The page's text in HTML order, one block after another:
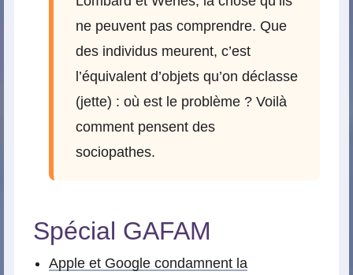
ne peuvent pas comprendre. Que
des individus meurent, c’est
l’équivalent d’objets qu’on déclasse
(jette) : où est le problème ? Voilà
comment pensent des
sociopathes.
Spécial GAFAM
Apple et Google condamnent la